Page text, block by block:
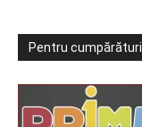
Pentru cumpărături